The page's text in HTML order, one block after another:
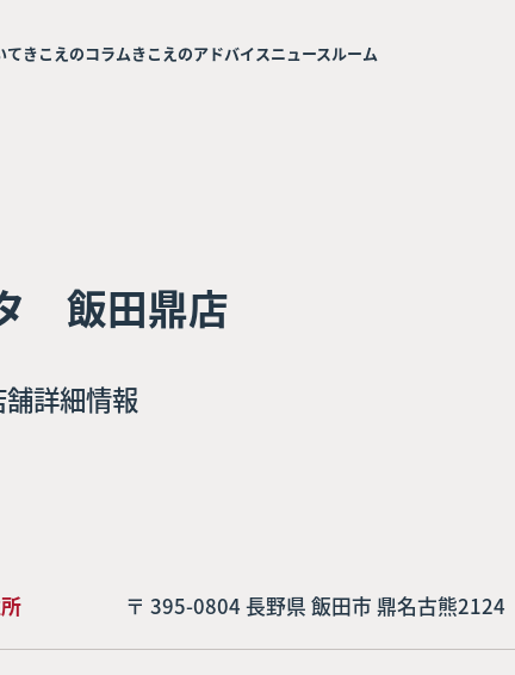
てきこえのコラムきこえのアドバイスニュースルーム
飯田鼎店
舗詳細情報
〒 395-0804 長野県 飯田市 鼎名古熊2124